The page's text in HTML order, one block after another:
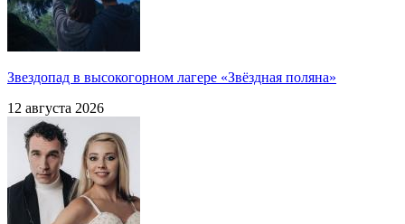
Звездопад в высокогорном лагере «Звёздная поляна»
12 августа 2026